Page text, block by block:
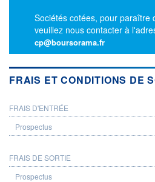
Sociétés cotées, pour paraître
veuillez nous contacter à
cp@boursorama.fr
FRAIS ET CONDITIONS DE
PROSPECTUS
FRAIS D'ENTRÉE
FRAIS DE SORTIE